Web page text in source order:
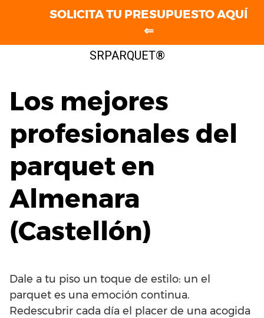
SRPARQUET®
Los mejores
profesionales del
parquet en
Almenara
(Castellón)
Dale a tu piso un toque de estilo: un el
parquet es una emoción continua.
Redescubrir cada día el placer de una acogida
SOLICITA TU PRESUPUESTO AQUÍ
⇐